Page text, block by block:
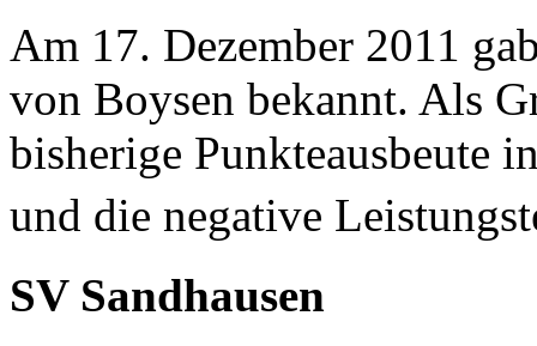
Am 17. Dezember 2011
von Boysen bekannt. Als
bisherige Punkteausbeute
und die negative
SV Sandhausen